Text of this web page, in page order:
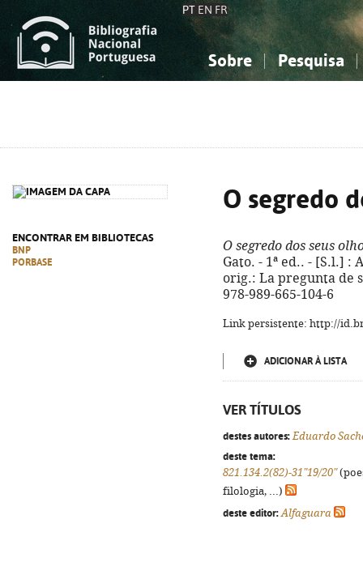
PT EN FR
Sobre Pesquisa
ENCONTRAR EM BIBLIOTECAS
BNP
PORBASE
O segredo
O segredo dos seus
Gato. - 1ª ed.. - [S.l.] :
orig.: La pregunta de
978-989-665-104-6
Link persistente: http://
ADICIONAR À LISTA
VER TÍTULOS
destes autores: Eduardo
deste tema:
821.134.2(82)-31"19/20"
filologia, ...)
deste editor: Alfaguara